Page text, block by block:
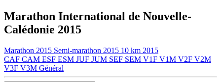
Marathon International de Nouvelle-
Calédonie 2015
Marathon 2015 Semi-marathon 2015 10 km 2015
CAF CAM ESF ESM JUF JUM SEF SEM V1F V1M V2F V2M
V3F V3M Général